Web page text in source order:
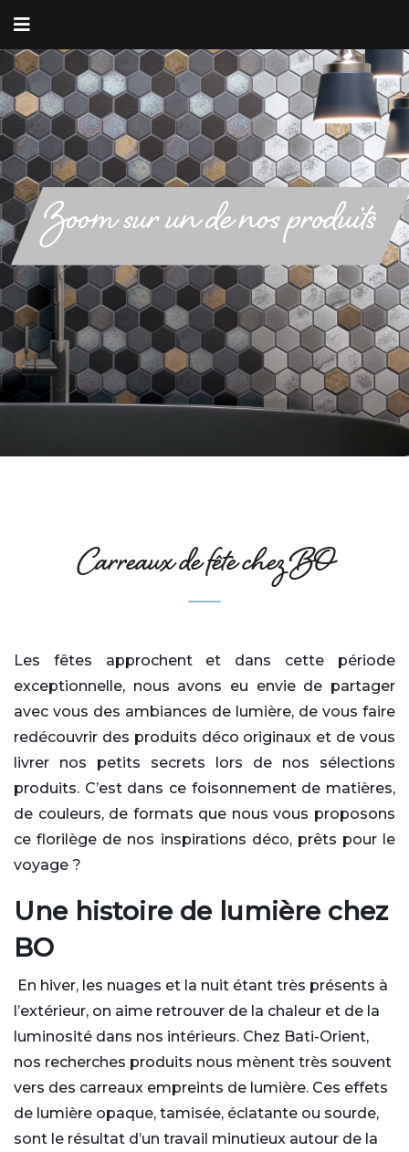
Zoom sur un de nos produits
Carreaux de fête chez BO
Les fêtes approchent et dans cette période
exceptionnelle, nous avons eu envie de partager
avec vous des ambiances de lumière, de vous faire
redécouvrir des produits déco originaux et de vous
livrer nos petits secrets lors de nos sélections
produits. C’est dans ce foisonnement de matières,
de couleurs, de formats que nous vous proposons
ce florilège de nos inspirations déco, prêts pour le
voyage ?
Une histoire de lumière chez
BO
En hiver, les nuages et la nuit étant très présents à
l’extérieur, on aime retrouver de la chaleur et de la
luminosité dans nos intérieurs. Chez Bati-Orient,
nos recherches produits nous mènent très souvent
vers des carreaux empreints de lumière. Ces effets
de lumière opaque, tamisée, éclatante ou sourde,
sont le résultat d’un travail minutieux autour de la